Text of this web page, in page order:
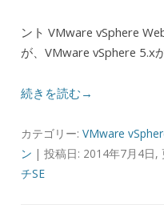
ント VMware vSphere
が、VMware vSphere 5.x
続きを読む→
カテゴリー: VMware
ン | 投稿日: 2014年7月4日,
チSE